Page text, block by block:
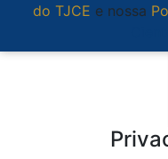
do TJCE e nossa